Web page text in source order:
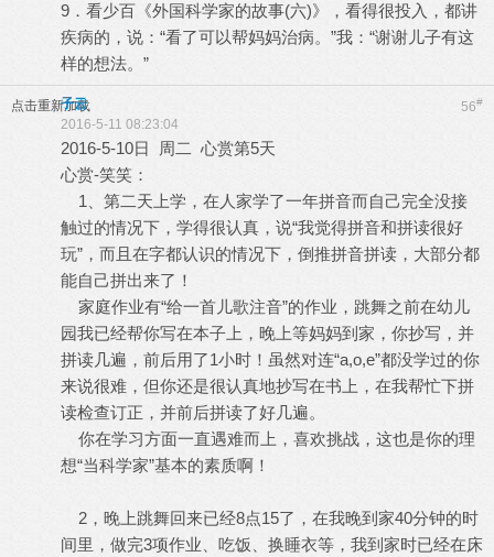
9．看少百《外国科学家的故事(六)》，看得很投入，都讲
疾病的，说：“看了可以帮妈妈治病。”我：“谢谢儿子有这
样的想法。”
点击重新加载 56#
子云
2016-5-11 08:23:04
2016-5-10日 周二 心赏第5天
心赏-笑笑：
1、第二天上学，在人家学了一年拼音而自己完全没接
触过的情况下，学得很认真，说“我觉得拼音和拼读很好
玩”，而且在字都认识的情况下，倒推拼音拼读，大部分都
能自己拼出来了！
家庭作业有“给一首儿歌注音”的作业，跳舞之前在幼儿
园我已经帮你写在本子上，晚上等妈妈到家，你抄写，并
拼读几遍，前后用了1小时！虽然对连“a,o,e”都没学过的你
来说很难，但你还是很认真地抄写在书上，在我帮忙下拼
读检查订正，并前后拼读了好几遍。
你在学习方面一直遇难而上，喜欢挑战，这也是你的理
想“当科学家”基本的素质啊！
2，晚上跳舞回来已经8点15了，在我晚到家40分钟的时
间里，做完3项作业、吃饭、换睡衣等，我到家时已经在床